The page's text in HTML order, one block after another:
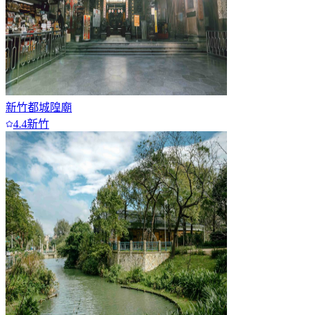
新竹都城隍廟
4.4新竹